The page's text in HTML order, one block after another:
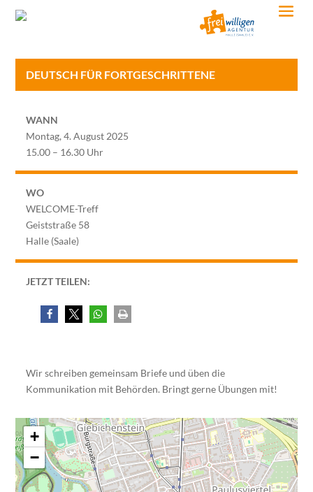
DEUTSCH FÜR FORTGESCHRITTENE
WANN
Montag, 4. August 2025
15.00 – 16.30 Uhr
WO
WELCOME-Treff
Geiststraße 58
Halle (Saale)
JETZT TEILEN:
Wir schreiben gemeinsam Briefe und üben die
Kommunikation mit Behörden. Bringt gerne Übungen mit!
+
−